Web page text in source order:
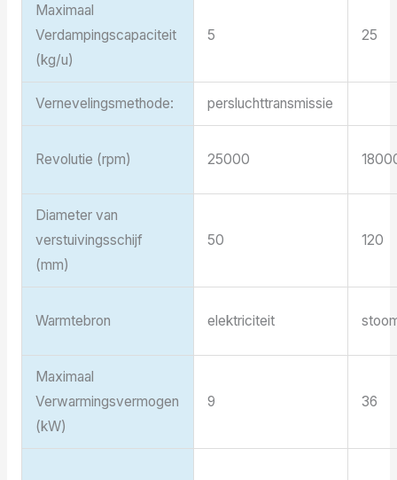
Maximaal
Verdampingscapaciteit
(kg/u)
5 25
Vernevelingsmethode: persluchttransmissie
Revolutie (rpm) 25000
Diameter van
verstuivingsschijf
(mm)
50 120
Warmtebron elektriciteit
Maximaal
Verwarmingsvermogen
(kW)
9 36